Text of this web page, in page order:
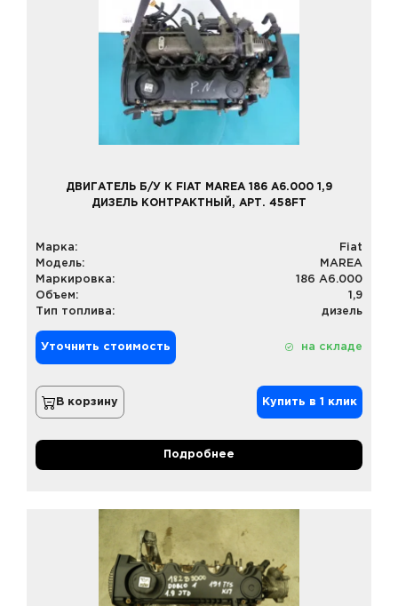
ДВИГАТЕЛЬ Б/У К FIAT MAREA 186 A6.000 1,9
ДИЗЕЛЬ КОНТРАКТНЫЙ, АРТ. 458FT
Марка:
Fiat
Модель:
MAREA
Маркировка:
186 A6.000
Объем:
1,9
Тип топлива:
дизель
Уточнить стоимость на складе
В корзину Купить в 1 клик
Подробнее